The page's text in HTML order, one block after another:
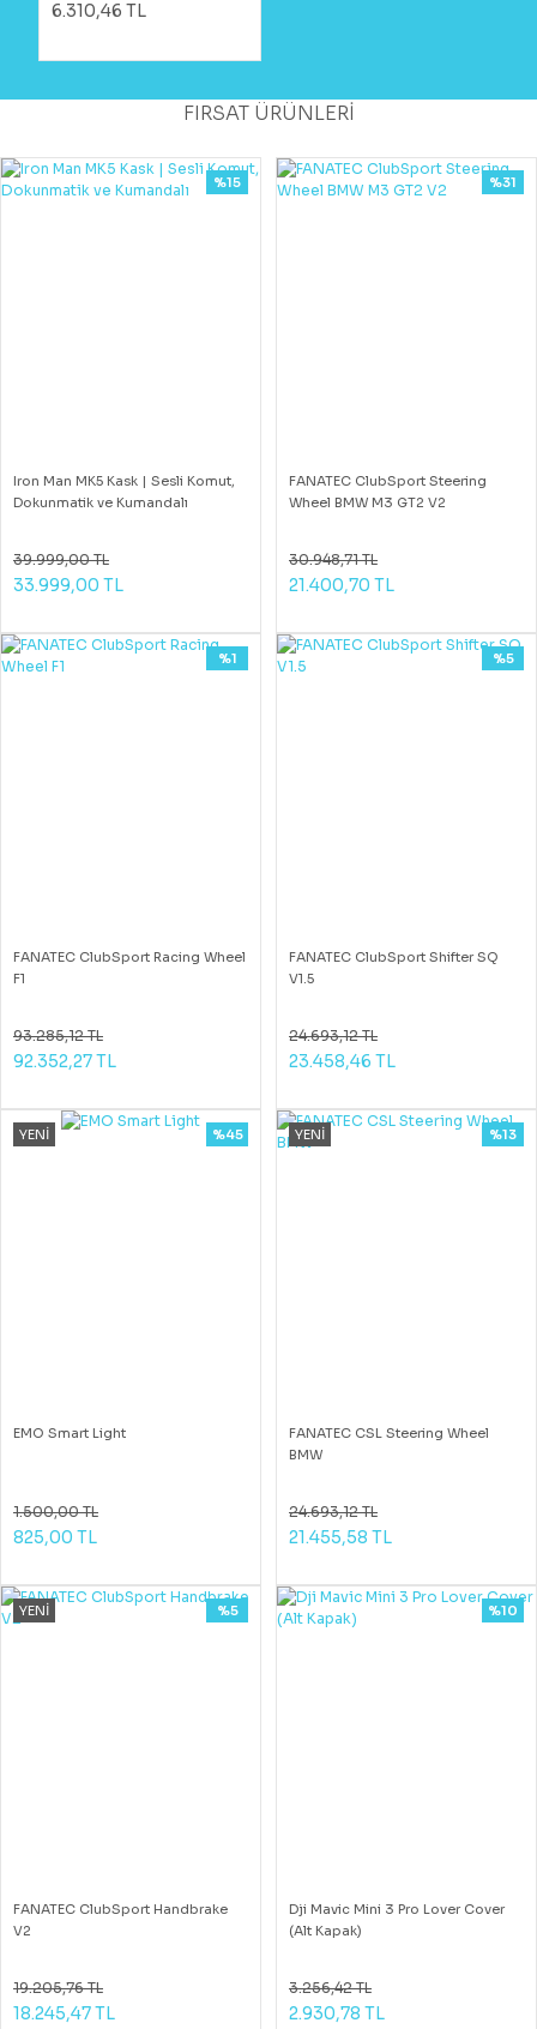
6.310,46 TL
FIRSAT ÜRÜNLERİ
Iron Man MK5 Kask | Sesli Komut,
Dokunmatik ve Kumandalı
%15
39.999,00 TL
33.999,00 TL
FANATEC ClubSport Steering
Wheel BMW M3 GT2 V2
%31
30.948,71 TL
21.400,70 TL
FANATEC ClubSport Racing Wheel
F1
%1
93.285,12 TL
92.352,27 TL
FANATEC ClubSport Shifter SQ
V1.5
%5
24.693,12 TL
23.458,46 TL
YENİ
EMO Smart Light
%45
1.500,00 TL
825,00 TL
YENİ
FANATEC CSL Steering Wheel
BMW
%13
24.693,12 TL
21.455,58 TL
YENİ
FANATEC ClubSport Handbrake
V2
%5
19.205,76 TL
18.245,47 TL
Dji Mavic Mini 3 Pro Lover Cover
(Alt Kapak)
%10
3.256,42 TL
2.930,78 TL